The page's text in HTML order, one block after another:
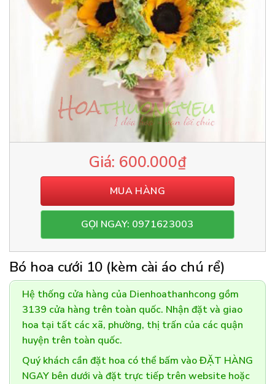
600.000₫
MUA HÀNG
GỌI NGAY: 0971623003
Bó hoa cưới 10 (kèm cài áo chú rể)
Hệ thống cửa hàng của Dienhoathanhcong gồm
3139 cửa hàng trên toàn quốc. Nhận đặt và giao
hoa tại tất các xã, phường, thị trấn của các quận
huyện trên toàn quốc.
Quý khách cần đặt hoa có thể bấm vào ĐẶT HÀNG
NGAY bên dưới và đặt trực tiếp trên website hoặc